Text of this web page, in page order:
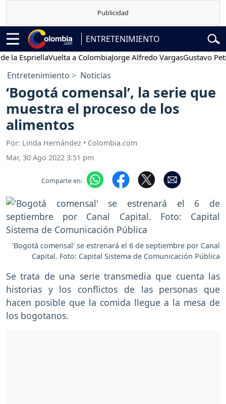
ENTRETENIMIENTO
Vuelta a ColombiaJorge Alfredo VargasGustavo Petro
Entretenimiento Noticias
‘Bogotá comensal’, la serie que
muestra el proceso de los
alimentos
Por: Linda Hernández • Colombia.com
Mar, 30 Ago 2022 3:51 pm
Comparte en:
'Bogotá comensal' se estrenará el 6 de septiembre por Canal
Capital. Foto: Capital Sistema de Comunicación Pública
Se trata de una serie transmedia que cuenta las
historias y los conflictos de las personas que
hacen posible que la comida llegue a la mesa de
los bogotanos.